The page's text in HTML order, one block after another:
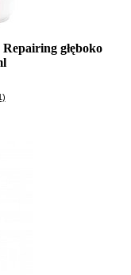
głęboko